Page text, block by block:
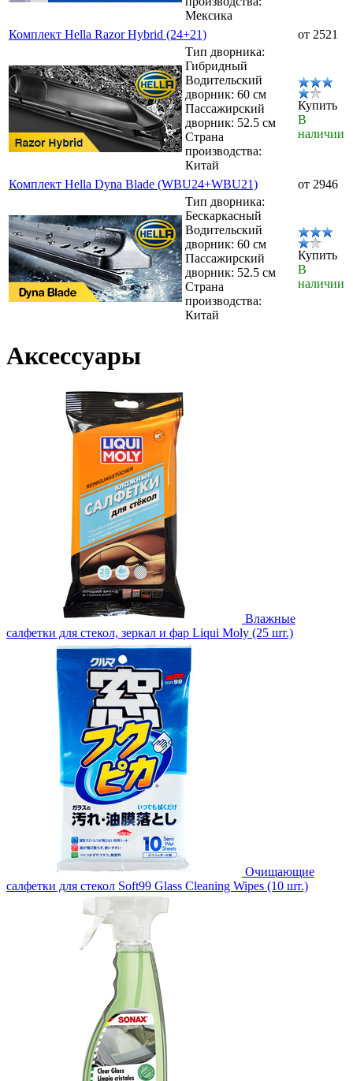
Мексика
Комплект Hella Razor Hybrid (24+21)
от 2521
Тип дворника:
Гибридный
Водительский
дворник: 60 см
Пассажирский
дворник: 52.5 см
Страна
производства:
Китай
Купить
В
наличии
Комплект Hella Dyna Blade (WBU24+WBU21)
от 2946
Тип дворника:
Бескаркасный
Водительский
дворник: 60 см
Пассажирский
дворник: 52.5 см
Страна
производства:
Китай
Купить
В
наличии
Аксессуары
Влажные
салфетки для стекол, зеркал и фар Liqui Moly (25 шт.)
Очищающие
салфетки для стекол Soft99 Glass Cleaning Wipes (10 шт.)